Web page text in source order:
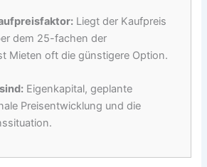
Liegt der Kaufpreis
dem 25-fachen der
Mieten oft die günstigere Option.
Eigenkapital, geplante
Preisentwicklung und die